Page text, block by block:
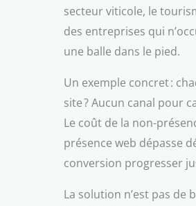
secteur viticole, le
des entreprises qui
une balle dans le pied.
Un exemple concret :
site ? Aucun canal pour
Le coût de la non-
présence web dépasse
conversion progresser
La solution n’est pas